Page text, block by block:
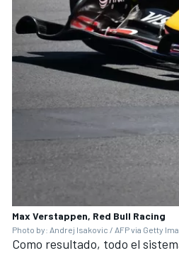
Max Verstappen, Red Bull Racing
Photo by: Andrej Isakovic / AFP via Getty
Como resultado, todo el